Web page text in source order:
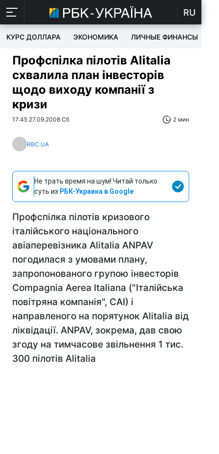
RU
КУРС ДОЛЛАРА ЭКОНОМИКА ЛИЧНЫЕ ФИНАНСЫ
Профспілка пілотів Alitalia
схвалила план інвесторів
щодо виходу компанії з
кризи
17:45 27.09.2008 Сб 2 мин
RBC.UA
Не трать время на шум! Читай только
суть из РБК-Украина в Google
Профспілка пілотів кризового
італійського національного
авіаперевізника Alitalia ANPAV
погодилася з умовами плану,
запропонованого групою інвесторів
Compagnia Aerea Italiana ("Італійська
повітряна компанія", CAI) і
направленого на порятунок Alitalia від
ліквідації. ANPAV, зокрема, дав свою
згоду на тимчасове звільнення 1 тис.
300 пілотів Alitalia